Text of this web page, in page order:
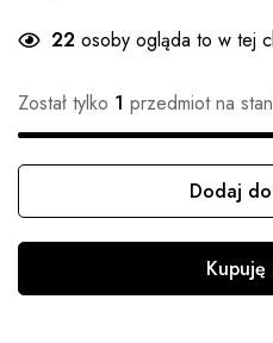
22 osoby ogląda to w tej
Został tylko 1 przedmiot na
Ilość
Dodaj
Kupuję